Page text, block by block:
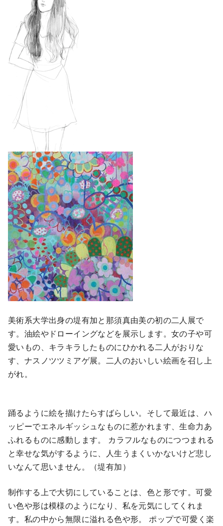
美術系大学出身の堤有加と那須真由美の初の二人展で
す。油絵やドローイングなどを展示します。女の子や可
愛いもの、キラキラしたものにひかれる二人がおりな
す、ナスノツツミアゲ展。二人のおいしい絵画を召し上
がれ。
踊るように絵を描けたらすばらしい。そして最近は、ハ
ッピーでエネルギッシュなものに惹かれます、生命力あ
ふれるものに感動します。 カラフルなものにつつまれる
と幸せな気がするように、人生うまくいかないけど悲し
いなんて思いません。（堤有加）
制作する上で大切にしていることは、色と形です。可愛
い色や形は模様のようになり、私を元気にしてくれま
す。私の中から無限に溢れる色や形。 ポップで可愛く楽